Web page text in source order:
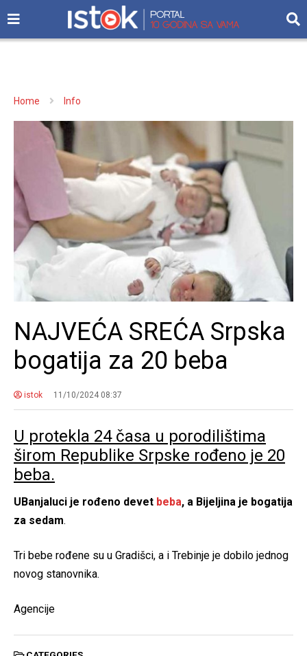
Home Info
NAJVEĆA SREĆA Srpska
bogatija za 20 beba
istok 11/10/2024 08:37
U protekla 24 časa u porodilištima
širom Republike Srpske rođeno je 20
beba.
UBanjaluci je rođeno devet beba, a Bijeljina je bogatija
za sedam.
Tri bebe rođene su u Gradišci, a i Trebinje je dobilo jednog
novog stanovnika.
Agencije